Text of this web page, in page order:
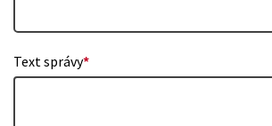
Text správy*